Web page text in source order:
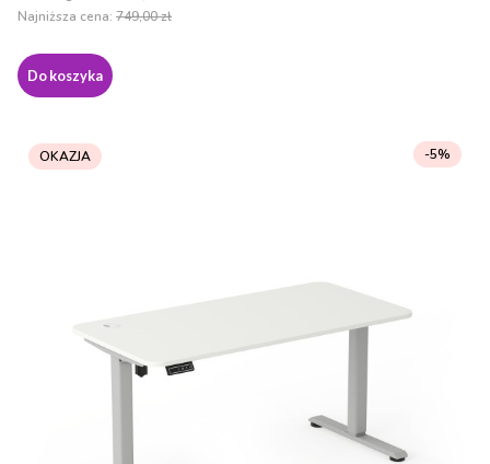
Najniższa cena: 749,00 zł
Do koszyka
OKAZJA -5%